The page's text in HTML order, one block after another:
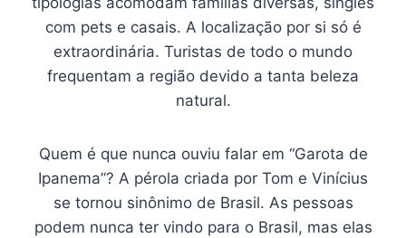
com pets e casais. A localização por si só é
extraordinária. Turistas de todo o mundo
frequentam a região devido a tanta beleza
natural.
Quem é que nunca ouviu falar em “Garota de
Ipanema”? A pérola criada por Tom e Vinícius
se tornou sinônimo de Brasil. As pessoas
podem nunca ter vindo para o Brasil, mas elas